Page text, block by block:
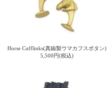
Horse Cufflinks(真鍮製ウマカフスボタン)
5,500円(税込)